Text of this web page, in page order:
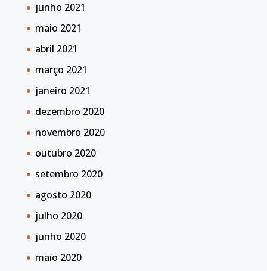
junho 2021
maio 2021
abril 2021
março 2021
janeiro 2021
dezembro 2020
novembro 2020
outubro 2020
setembro 2020
agosto 2020
julho 2020
junho 2020
maio 2020